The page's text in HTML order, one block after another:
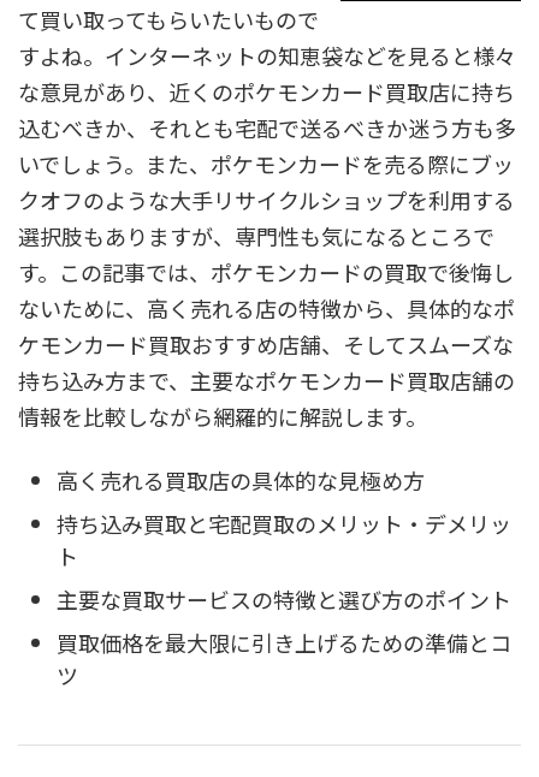
て買い取ってもらいたいもので
すよね。インターネットの知恵袋などを見ると様々
な意見があり、近くのポケモンカード買取店に持ち
込むべきか、それとも宅配で送るべきか迷う方も多
いでしょう。また、ポケモンカードを売る際にブッ
クオフのような大手リサイクルショップを利用する
選択肢もありますが、専門性も気になるところで
す。この記事では、ポケモンカードの買取で後悔し
ないために、高く売れる店の特徴から、具体的なポ
ケモンカード買取おすすめ店舗、そしてスムーズな
持ち込み方まで、主要なポケモンカード買取店舗の
情報を比較しながら網羅的に解説します。
高く売れる買取店の具体的な見極め方
持ち込み買取と宅配買取のメリット・デメリッ
ト
主要な買取サービスの特徴と選び方のポイント
買取価格を最大限に引き上げるための準備とコ
ツ